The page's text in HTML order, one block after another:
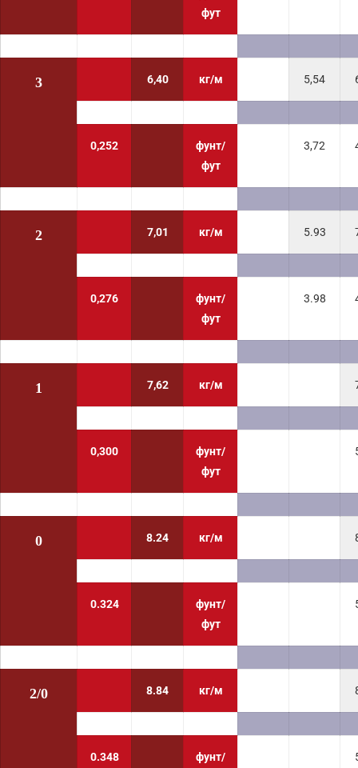
фут
3 6,40 кг/м 5,54
0,252
фунт/
фут
3,72
2 7,01 кг/м 5.93
0,276
фунт/
фут
3.98
1 7,62 кг/м
0,300
фунт/
фут
0 8.24 кг/м
0.324
фунт/
фут
2/0 8.84 кг/м
0.348
фунт/